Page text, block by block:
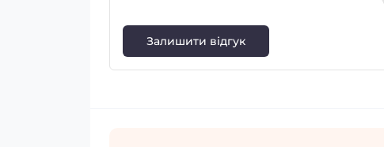
Залишити відгук